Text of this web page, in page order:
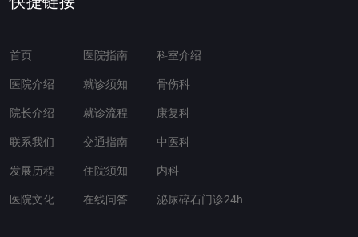
首页
医院介绍
院长介绍
联系我们
发展历程
医院文化
医院指南
就诊须知
就诊流程
交通指南
住院须知
在线问答
科室介绍
骨伤科
康复科
中医科
内科
泌尿碎石门诊24h